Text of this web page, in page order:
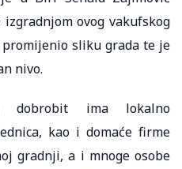
ovog vakufskog
sliku grada te je
nivo.
dobrobit ima lokalno
kao i domaće firme
gradnji, a i mnoge osobe